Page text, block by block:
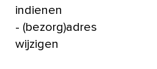
indienen
- (bezorg)adres
wijzigen